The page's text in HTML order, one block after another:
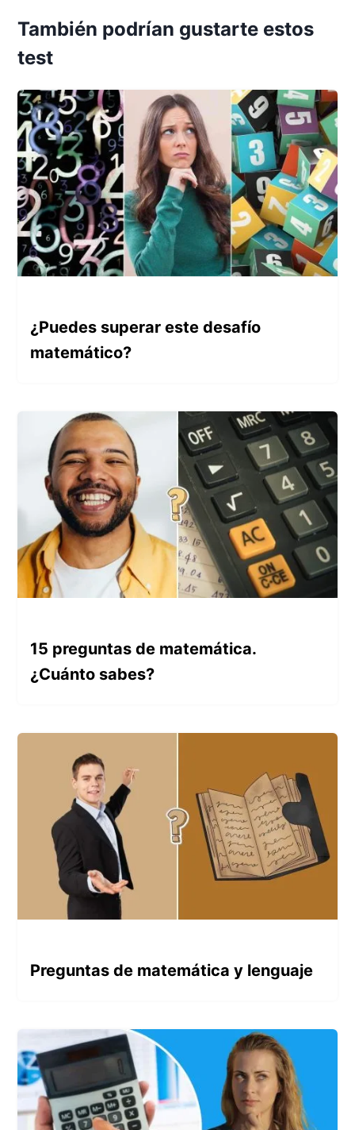
También podrían gustarte estos
test
¿Puedes superar este desafío
matemático?
15 preguntas de matemática.
¿Cuánto sabes?
Preguntas de matemática y lenguaje